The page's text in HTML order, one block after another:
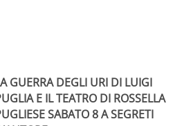
GUERRA DEGLI URI DI LUIGI
E IL TEATRO DI ROSSELLA
SABATO 8 A SEGRETI